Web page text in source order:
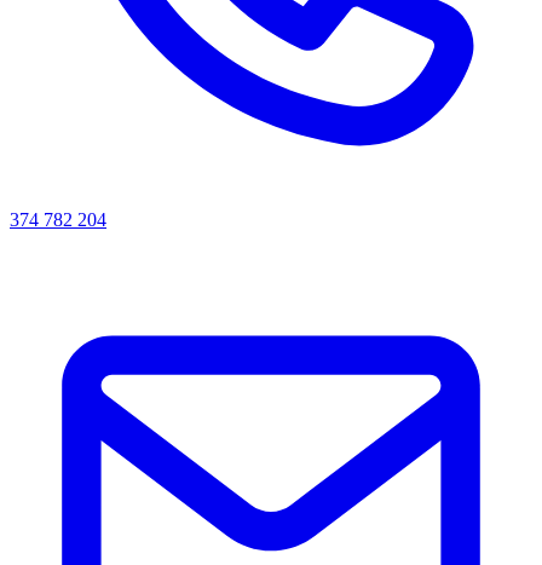
374 782 204